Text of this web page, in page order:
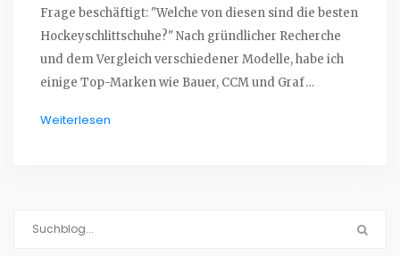
Frage beschäftigt: "Welche von diesen sind die besten
Hockeyschlittschuhe?" Nach gründlicher Recherche
und dem Vergleich verschiedener Modelle, habe ich
einige Top-Marken wie Bauer, CCM und Graf
Passform, Haltbarkeit und Performance achten, um
bieten. Natürlich hängt die Entscheidung letztendlich
Weiterlesen